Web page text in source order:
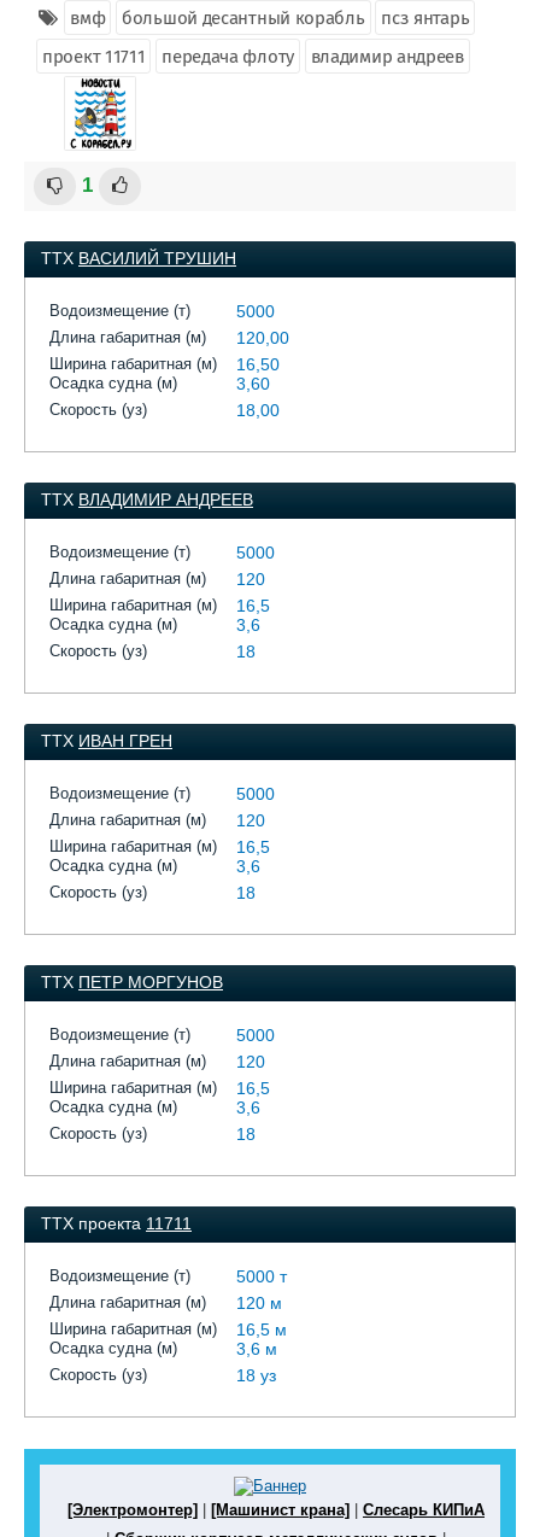
вмф
большой десантный корабль
псз янтарь
проект 11711
передача флоту владимир андреев
1
ТТХ ВАСИЛИЙ ТРУШИН
Водоизмещение (т) 5000
Длина габаритная (м) 120,00
Ширина габаритная (м) 16,50
Осадка судна (м) 3,60
Скорость (уз) 18,00
ТТХ ВЛАДИМИР АНДРЕЕВ
Водоизмещение (т) 5000
Длина габаритная (м) 120
Ширина габаритная (м) 16,5
Осадка судна (м) 3,6
Скорость (уз) 18
ТТХ ИВАН ГРЕН
Водоизмещение (т) 5000
Длина габаритная (м) 120
Ширина габаритная (м) 16,5
Осадка судна (м) 3,6
Скорость (уз) 18
ТТХ ПЕТР МОРГУНОВ
Водоизмещение (т) 5000
Длина габаритная (м) 120
Ширина габаритная (м) 16,5
Осадка судна (м) 3,6
Скорость (уз) 18
ТТХ проекта 11711
Водоизмещение (т) 5000 т
Длина габаритная (м) 120 м
Ширина габаритная (м) 16,5 м
Осадка судна (м) 3,6 м
Скорость (уз) 18 уз
[Электромонтер] [Машинист крана]
Слесарь КИПиА